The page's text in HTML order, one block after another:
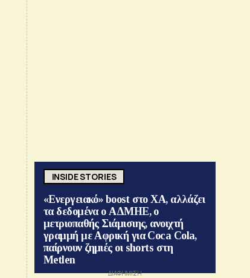
INSIDE STORIES
«Ενεργειακό» boost στο ΧΑ, αλλάζει
τα δεδομένα ο ΑΔΜΗΕ, ο
μετριοπαθής Σιάμισιης, ανοιχτή
γραμμή με Αφρική για Coca Cola,
παίρνουν ζημιές οι shorts στη
Metlen